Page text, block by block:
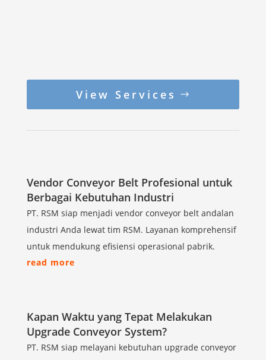
View Services
Vendor Conveyor Belt Profesional untuk
Berbagai Kebutuhan Industri
PT. RSM siap menjadi vendor conveyor belt andalan
industri Anda lewat tim RSM. Layanan komprehensif
untuk mendukung efisiensi operasional pabrik.
read more
Kapan Waktu yang Tepat Melakukan
Upgrade Conveyor System?
PT. RSM siap melayani kebutuhan upgrade conveyor